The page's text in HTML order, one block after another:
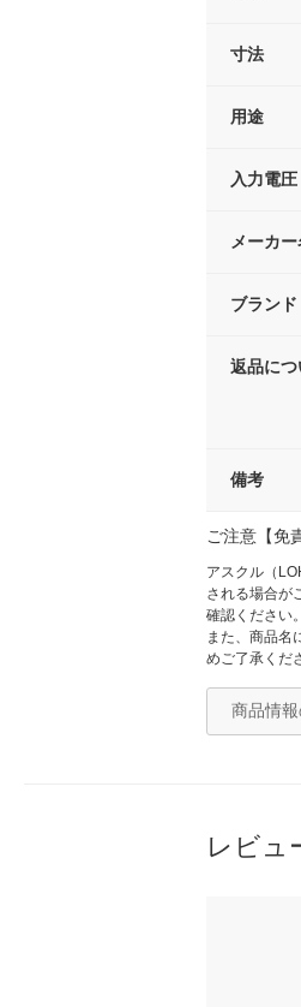
寸法
用途
入力電圧
メーカー
ブランド
返品につ
備考
ご注意【免
アスクル（
される場合が
確認ください
また、商品名
めご了承くだ
商品情
レビュ